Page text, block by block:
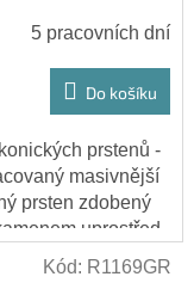
5 pracovních dní
Do košíku
prstenů -
masivnější
prsten zdobený
uprostřed.
nošení do...
Kód: R1169GR